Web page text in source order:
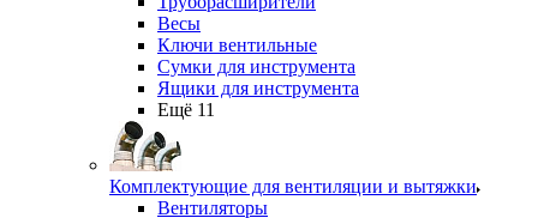
Весы
Ключи вентильные
Сумки для инструмента
Ящики для инструмента
Ещё 11
Комплектующие для вентиляции и вытяжки
Вентиляторы